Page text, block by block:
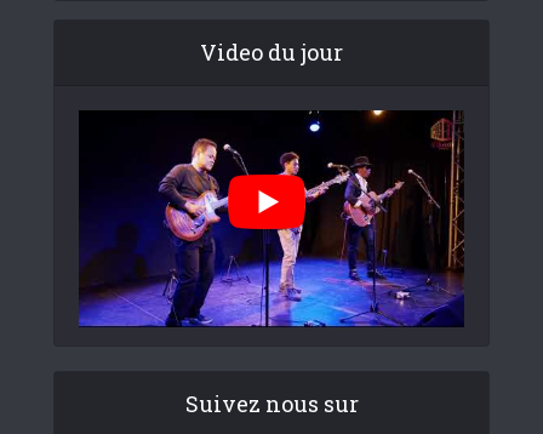
Video du jour
Suivez nous sur